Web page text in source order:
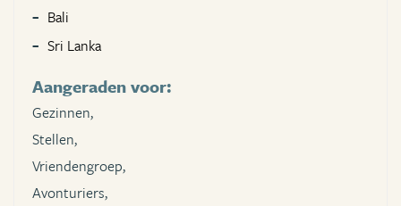
Bali
Sri Lanka
Aangeraden voor:
Gezinnen,
Stellen,
Vriendengroep,
Avonturiers,